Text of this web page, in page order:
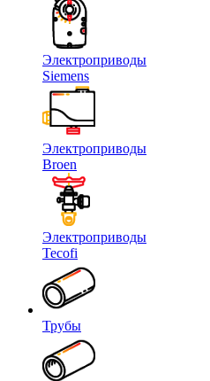
Электроприводы
Siemens
Электроприводы
Broen
Электроприводы
Tecofi
Трубы